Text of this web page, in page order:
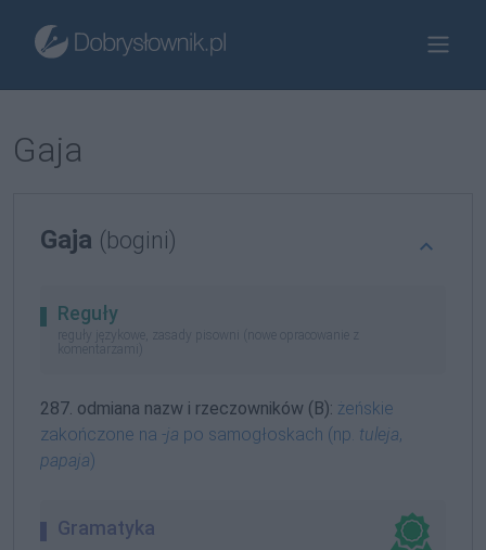
Gaja
Gaja (bogini)
Reguły
reguły językowe, zasady pisowni (nowe opracowanie z
komentarzami)
287. odmiana nazw i rzeczowników (B): żeńskie
zakończone na -ja po samogłoskach (np. tuleja,
papaja)
Gramatyka